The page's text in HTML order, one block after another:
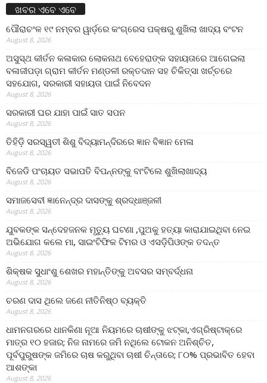
ଖବର ଏବେ ଏବେ
ପୌରାଚଂଳ ୧୯ ନମ୍ବର ୱାର୍ଡ଼ରେ କଂଗ୍ରେସ ପକ୍ଷରୁ ଶୁଖିଲା ଖାଦ୍ୟ ବଂଟନ
August 8, 2026
ଅସୁସ୍ଥ କୀର୍ତନ କଳାକାର ଲୋକନାଥ ବେହେରାଙ୍କ ସହାୟତାରେ ଆଗେଇଲା
ବଳାଜୀପଡ଼ା ଗ୍ରାମ କୀର୍ତନ ମଣ୍ଡଳୀ ରକ୍ତଦାନ ସହ ଚିକିତ୍ସା ଖର୍ଚ୍ଚରେ
ସହଯୋଗ, ସରକାରୀ ସହାୟତା ପାଇଁ ନିବେଦନ
August 8, 2026
ସରକାରୀ ଘର ଯାହା ପାଇଁ ସାତ ସପନ
August 8, 2026
ତିହିଡି଼ ସରସ୍ୱତୀ ଶିଶୁ ବିଦ୍ୟାମନ୍ଦିରରେ ଜ୍ଞାନ ବିଜ୍ଞାନ ମେଳା
August 8, 2026
ବିଜେଡି ପଂଚାୟତ ସଭାପତି ବିପନ୍ନଙ୍କୁ ବାଂଟିଲେ ଶୁଖିଲାଖାଦ୍ୟ
August 8, 2026
ସମାଜସେବୀ ଜ୍ଞାନେନ୍ଦ୍ର ଦାସଙ୍କୁ ଶ୍ରଦ୍ଧାଞ୍ଜଳୀ
August 8, 2026
ଯୁବକଙ୍କ ସନ୍ଦେହଜନକ ମୃତ୍ୟୁ ଘଟଣା ,ପୁଅକୁ ହତ୍ୟା କାରାଯାଇଥିବା ନେଇ
ଅଭିଯୋଗ କଲେ ମା, ସାଇଂଟିଫିକ ଟିମର ଓ ଏସଡ଼ିପିଓଙ୍କ ତଦନ୍ତ
August 8, 2026
ଶିକ୍ଷକ ସୁଧାଂଶୁ ଶେଖର ମହାନ୍ତିଙ୍କୁ ଅବସର ସମ୍ବର୍ଦ୍ଧନା
August 8, 2026
ଚରଣ ଦାସ ଥିଲେ ଜଣେ ନୀତିନିଷ୍ଠ ବ୍ୟକ୍ତି
August 8, 2026
ଧାମନଗରରେ ଧାନକିଣା ନୂଆ ନିୟମରେ ଚାଷୀଙ୍କୁ ଝଟ୍‌କା,ଏଗ୍ରିଷ୍ଟାକ୍‌ରେ
ମାତ୍ର ୧୦ ହଜାର; ନିଜ ନାମରେ ଜମି ନଥିଲେ ଟୋକନ ଅନିଶ୍ଚିତ,
ପୂର୍ବପୁରୁଷଙ୍କ ଜମିରେ ଚାଷ କରୁଥିବା ଚାଷୀ ଚିନ୍ତାରେ; ୮୦% ପ୍ରଭାବିତ ହେବା
ଆଶଙ୍କା
August 8, 2026